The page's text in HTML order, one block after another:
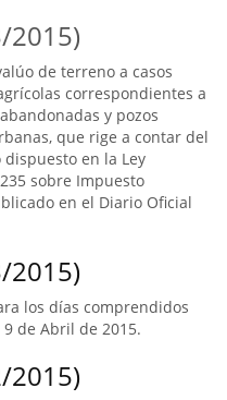
2015)
de terreno a casos
correspondientes a
y pozos
que rige a contar del
en la Ley
sobre Impuesto
en el Diario Oficial
2015)
los días comprendidos
de Abril de 2015.
2015)